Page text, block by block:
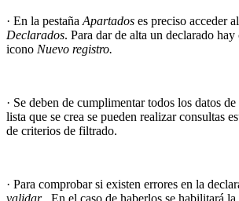
· En la pestaña Apartados es preciso acceder
Declarados. Para dar de alta un declarado hay
icono Nuevo registro.
· Se deben de cumplimentar todos los datos
lista que se crea se pueden realizar consultas
de criterios de filtrado.
· Para comprobar si existen errores en la